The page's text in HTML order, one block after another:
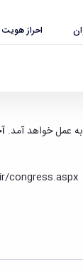
احراز هویت
congress.aspx